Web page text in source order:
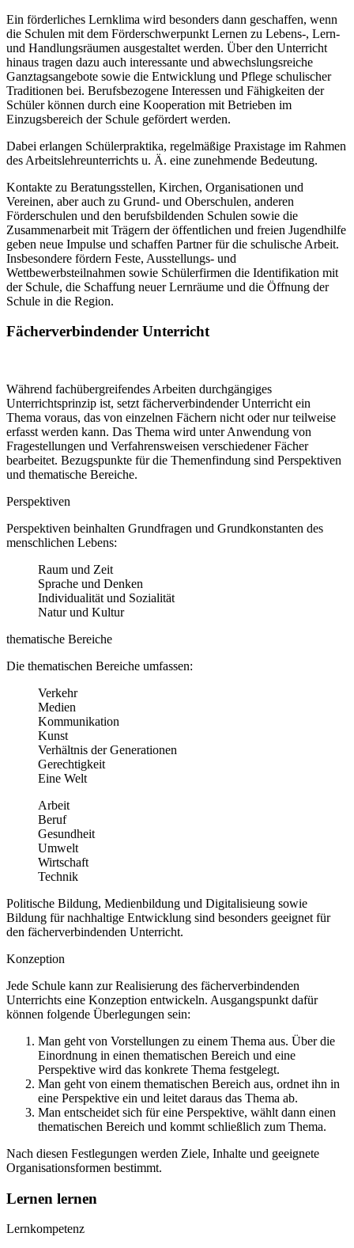
Ein förderliches Lernklima wird besonders dann geschaffen, wenn
die Schulen mit dem Förderschwerpunkt Lernen zu Lebens-, Lern-
und Handlungsräumen ausgestaltet werden. Über den Unterricht
hinaus tragen dazu auch interessante und abwechslungsreiche
Ganztagsangebote sowie die Entwicklung und Pflege schulischer
Traditionen bei. Berufsbezogene Interessen und Fähigkeiten der
Schüler können durch eine Kooperation mit Betrieben im
Einzugsbereich der Schule gefördert werden.
Dabei erlangen Schülerpraktika, regelmäßige Praxistage im Rahmen
des Arbeitslehreunterrichts u. Ä. eine zunehmende Bedeutung.
Kontakte zu Beratungsstellen, Kirchen, Organisationen und
Vereinen, aber auch zu Grund- und Oberschulen, anderen
Förderschulen und den berufsbildenden Schulen sowie die
Zusammenarbeit mit Trägern der öffentlichen und freien Jugendhilfe
geben neue Impulse und schaffen Partner für die schulische Arbeit.
Insbesondere fördern Feste, Ausstellungs- und
Wettbewerbsteilnahmen sowie Schülerfirmen die Identifikation mit
der Schule, die Schaffung neuer Lernräume und die Öffnung der
Schule in die Region.
Fächerverbindender Unterricht
Während fachübergreifendes Arbeiten durchgängiges
Unterrichtsprinzip ist, setzt fächerverbindender Unterricht ein
Thema voraus, das von einzelnen Fächern nicht oder nur teilweise
erfasst werden kann. Das Thema wird unter Anwendung von
Fragestellungen und Verfahrensweisen verschiedener Fächer
bearbeitet. Bezugspunkte für die Themenfindung sind Perspektiven
und thematische Bereiche.
Perspektiven
Perspektiven beinhalten Grundfragen und Grundkonstanten des
menschlichen Lebens:
Raum und Zeit
Sprache und Denken
Individualität und Sozialität
Natur und Kultur
thematische Bereiche
Die thematischen Bereiche umfassen:
Verkehr
Medien
Kommunikation
Kunst
Verhältnis der Generationen
Gerechtigkeit
Eine Welt
Arbeit
Beruf
Gesundheit
Umwelt
Wirtschaft
Technik
Politische Bildung, Medienbildung und Digitalisieung sowie
Bildung für nachhaltige Entwicklung sind besonders geeignet für
den fächerverbindenden Unterricht.
Konzeption
Jede Schule kann zur Realisierung des fächerverbindenden
Unterrichts eine Konzeption entwickeln. Ausgangspunkt dafür
können folgende Überlegungen sein:
Man geht von Vorstellungen zu einem Thema aus. Über die
Einordnung in einen thematischen Bereich und eine
Perspektive wird das konkrete Thema festgelegt.
Man geht von einem thematischen Bereich aus, ordnet ihn in
eine Perspektive ein und leitet daraus das Thema ab.
Man entscheidet sich für eine Perspektive, wählt dann einen
thematischen Bereich und kommt schließlich zum Thema.
Nach diesen Festlegungen werden Ziele, Inhalte und geeignete
Organisationsformen bestimmt.
Lernen lernen
Lernkompetenz